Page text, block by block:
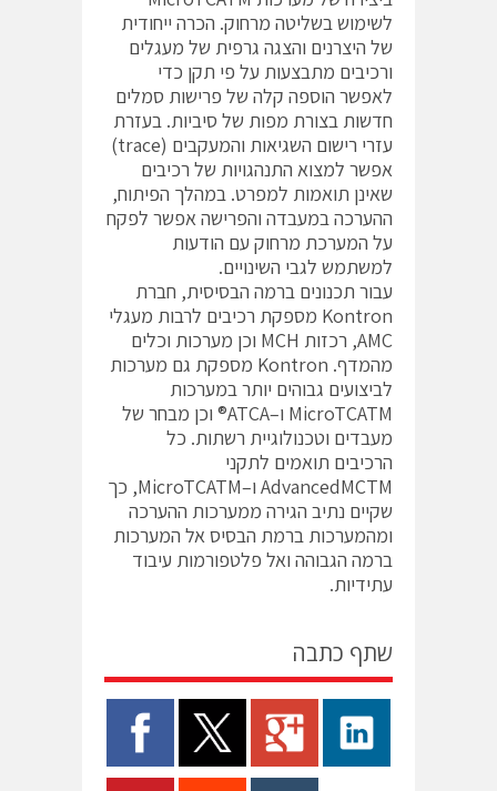
לשימוש בשליטה מרחוק. הכרה ייחודית
של היצרנים והצגה גרפית של מעגלים
ורכיבים מתבצעות על פי תקן כדי
לאפשר הוספה קלה של פרישות סמלים
חדשות בצורת מפות של סיביות. בעזרת
עזרי רישום השגיאות והמעקבים (trace)
אפשר למצוא התנהגויות של רכיבים
שאינן תואמות למפרט. במהלך הפיתוח,
ההערכה במעבדה והפרישה אפשר לפקח
על המערכת מרחוק עם הודעות
למשתמש לגבי השינויים.
עבור תכנונים ברמה הבסיסית, חברת
Kontron מספקת רכיבים לרבות מעגלי
AMC, רכזות MCH וכן מערכות וכלים
מהמדף. Kontron מספקת גם מערכות
לביצועים גבוהים יותר במערכות
MicroTCATM ו–ATCA® וכן מבחר של
מעבדים וטכנולוגיית רשתות. כל
הרכיבים תואמים לתקני
AdvancedMCTM ו–MicroTCATM, כך
שקיים נתיב הגירה ממערכות ההערכה
ומהמערכות ברמת הבסיס אל המערכות
ברמה הגבוהה ואל פלטפורמות עיבוד
עתידיות.
שתף כתבה